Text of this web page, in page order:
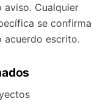
aviso. Cualquier
se confirma
acuerdo escrito.